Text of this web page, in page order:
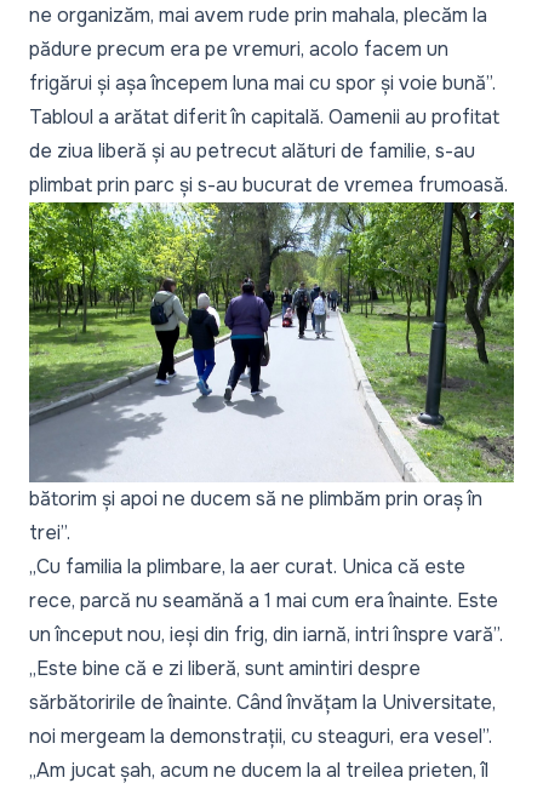
ne organizăm, mai avem rude prin mahala, plecăm la
pădure precum era pe vremuri, acolo facem un
frigărui și așa începem luna mai cu spor și voie bună”.
Tabloul a arătat diferit în capitală. Oamenii au profitat
de ziua liberă și au petrecut alături de familie, s-au
plimbat prin parc și s-au bucurat de vremea frumoasă.
bătorim și apoi ne ducem să ne plimbăm prin oraș în
trei”.
„Cu familia la plimbare, la aer curat. Unica că este
rece, parcă nu seamănă a 1 mai cum era înainte. Este
un început nou, ieși din frig, din iarnă, intri înspre vară”.
„Este bine că e zi liberă, sunt amintiri despre
sărbătoririle de înainte. Când învățam la Universitate,
noi mergeam la demonstrații, cu steaguri, era vesel”.
„Am jucat șah, acum ne ducem la al treilea prieten, îl